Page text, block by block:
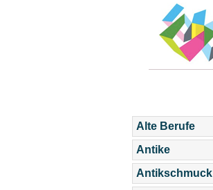
Alte Berufe
Antike
Antikschmuck